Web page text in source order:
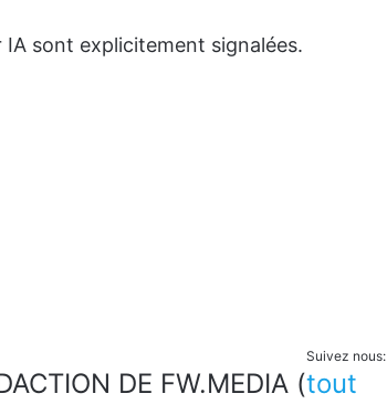
sont explicitement signalées.
Suivez nous:
DE FW.MEDIA (tout